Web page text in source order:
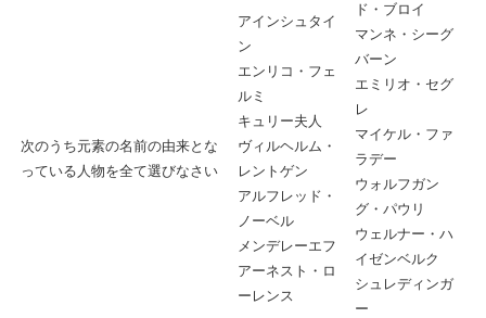
次のうち元素の名前の由来とな
っている人物を全て選びなさい
アインシュタイ
ン
エンリコ・フェ
ルミ
キュリー夫人
ヴィルヘルム・
レントゲン
アルフレッド・
ノーベル
メンデレーエフ
アーネスト・ロ
ーレンス
ド・ブロイ
マンネ・シーグ
バーン
エミリオ・セグ
レ
マイケル・ファ
ラデー
ウォルフガン
グ・パウリ
ウェルナー・ハ
イゼンベルク
シュレディンガ
ー